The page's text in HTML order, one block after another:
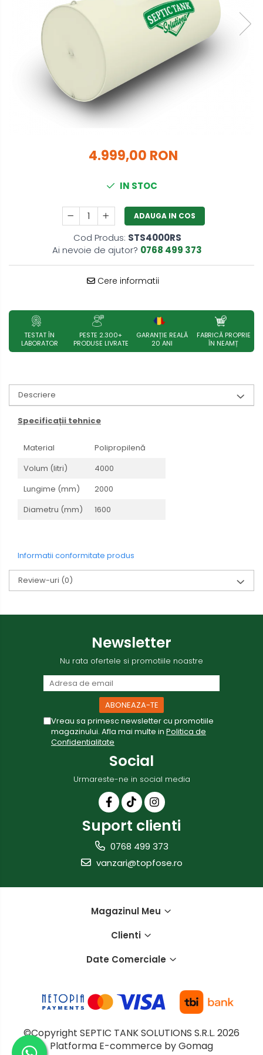
4.999,00 RON
IN STOC
ADAUGA IN COS
Cod Produs: STS4000RS
Ai nevoie de ajutor? 0768 499 373
Cere informatii
TESTAT ÎN
LABORATOR
PESTE 2.300+
PRODUSE LIVRATE
GARANȚIE REALĂ
20 ANI
FABRICĂ PROPRIE
ÎN NEAMȚ
Descriere
Specificații tehnice
Material
Polipropilenă
Volum (litri)
4000
Lungime (mm)
2000
Diametru (mm)
1600
Informatii conformitate produs
Review-uri (0)
Newsletter
Nu rata ofertele si promotiile noastre
Vreau sa primesc newsletter cu promotiile
magazinului. Afla mai multe in Politica de
Confidentialitate
Social
Urmareste-ne in social media
Suport clienti
0768 499 373
vanzari@topfose.ro
Magazinul Meu
Clienti
Date Comerciale
©Copyright SEPTIC TANK SOLUTIONS S.R.L. 2026
Platforma E-commerce by Gomag